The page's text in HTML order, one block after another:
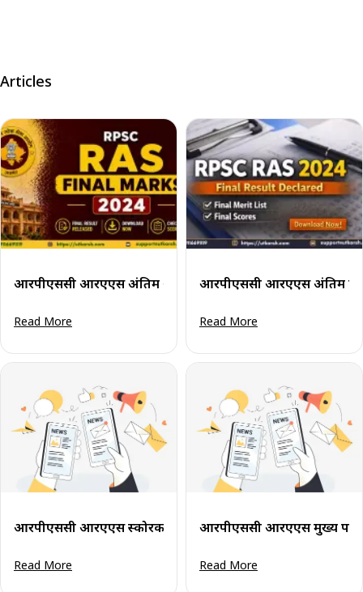
Articles
आरपीएससी आरएएस अंतिम अंक 2024 जारी: अपना स्कोरकार्ड
Read More
आरपीएससी आरएएस अंतिम
Read More
आरपीएससी आरएएस स्कोरकार्ड 2024 मुख्य परीक्षा हेतु: अंक देखें व
Read More
आरपीएससी आरएएस मुख्य
Read More